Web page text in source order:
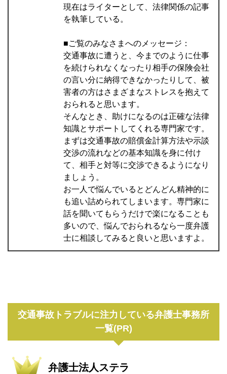
現在はライターとして、法律関係の記事
を執筆している。
■ご覧のみなさまへのメッセージ：
交通事故に遭うと、今までのように仕事
を続けられなくなったり相手の保険会社
の言い分に納得できなかったりして、被
害者の方はさまざまなストレスを抱えて
おられると思います。
そんなとき、助けになるのは正確な法律
知識とサポートしてくれる専門家です。
まずは交通事故の賠償金計算方法や示談
交渉の流れなどの基本知識を身に付け
て、相手と対等に交渉できるようになり
ましょう。
お一人で悩んでいるとどんどん精神的に
も追い詰められてしまいます。専門家に
話を聞いてもらうだけで楽になることも
多いので、悩んでおられるなら一度弁護
士に相談してみると良いと思いますよ。
交通事故トラブルに注力している弁護士事務所
一覧(PR)
弁護士法人ステラ